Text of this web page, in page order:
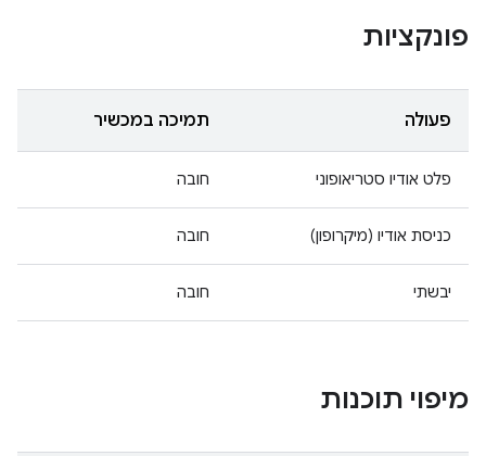
פונקציות
פעולה תמיכה במכשיר
פלט אודיו סטריאופוני חובה
כניסת אודיו (מיקרופון) חובה
יבשתי חובה
מיפוי תוכנות